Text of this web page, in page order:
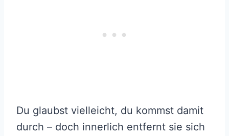
Du glaubst vielleicht, du kommst damit
durch – doch innerlich entfernt sie sich